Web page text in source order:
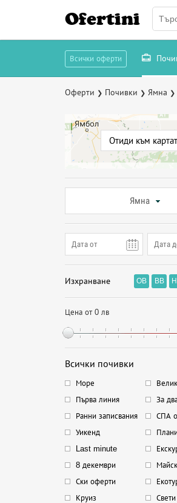
Ofertini
Всички оферти
Оферти ❯ Почивки ❯ Ямна ❯
Отиди към
Ямна
Изхранване OB BB
Цена от 0 лв
Всички почивки
Море
Първа линия
За
Ранни записвания
СПА
Уикенд
Last minute
8 декември
Ски оферти
Круиз